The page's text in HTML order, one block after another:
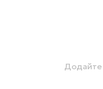
Додайте